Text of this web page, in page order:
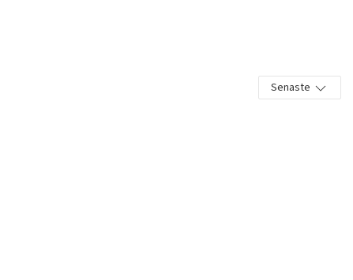
Senaste